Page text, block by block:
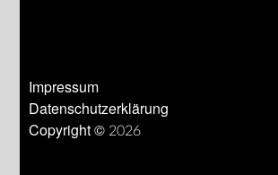
Impressum
Datenschutzerklärung
Copyright © 2026